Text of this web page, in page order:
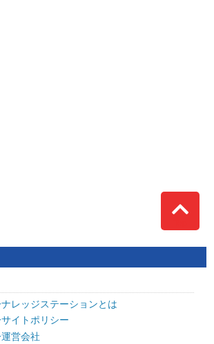
ナレッジステーションとは
サイトポリシー
運営会社